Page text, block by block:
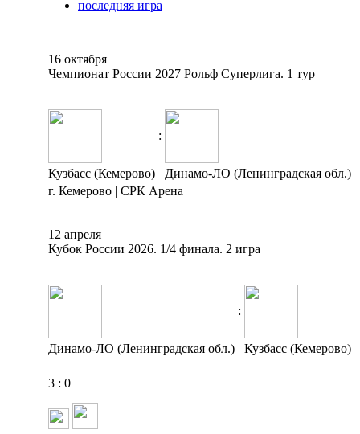
последняя игра
16 октября
Чемпионат России 2027 Рольф Суперлига. 1 тур
:
Кузбасс (Кемерово)
Динамо-ЛО (Ленинградская обл.)
г. Кемерово | СРК Арена
12 апреля
Кубок России 2026. 1/4 финала. 2 игра
:
Динамо-ЛО (Ленинградская обл.) Кузбасс (Кемерово)
3 : 0